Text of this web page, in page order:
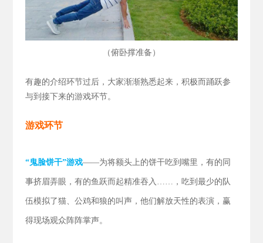
（俯卧撑准备 ）
有趣的介绍环节过后，大家渐渐熟悉起来，积极而踊跃参
与到接下来的游戏环节。
游戏环节
“鬼脸饼干”游戏——为将额头上的饼干吃到嘴里，有的同
事挤眉弄眼，有的鱼跃而起精准吞入……，吃到最少的队
伍模拟了猫、公鸡和狼的叫声，他们解放天性的表演，赢
得现场观众阵阵掌声。